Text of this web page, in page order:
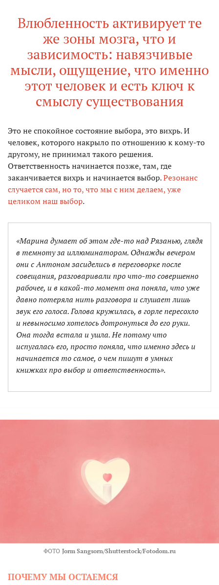
Влюбленность активирует те
же зоны мозга, что и
зависимость: навязчивые
мысли, ощущение, что именно
этот человек и есть ключ к
смыслу существования
Это не спокойное состояние выбора, это вихрь. И
человек, которого накрыло по отношению к кому-то
другому, не принимал такого решения.
Ответственность начинается позже, там, где
заканчивается вихрь и начинается выбор.Резонанс
случается сам, но то, что мы с ним делаем, уже
целиком наш выбор.
«Марина думает об этом где-то над Рязанью, глядя
в темноту за иллюминатором. Однажды вечером
они с Антоном засиделись в переговорке после
совещания, разговаривали про что-то совершенно
рабочее, и в какой-то момент она поняла, что уже
давно потеряла нить разговора и слушает лишь
звук его голоса. Голова кружилась, в горле пересохло
и невыносимо хотелось дотронуться до его руки.
Она тогда встала и ушла. Не потому что
испугалась его, просто поняла, что именно здесь и
начинается то самое, о чем пишут в умных
книжках про выбор и ответственность».
ФОТО Jorm Sangsorn/Shutterstock/Fotodom.ru
ПОЧЕМУ МЫ ОСТАЕМСЯ